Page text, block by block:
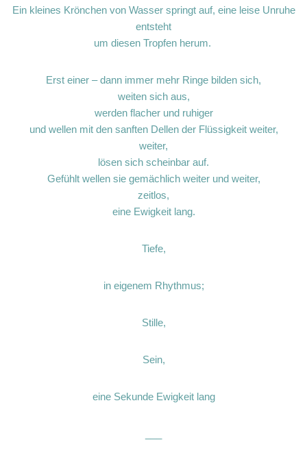
Ein kleines Krönchen von Wasser springt auf, eine leise Unruhe
entsteht
um diesen Tropfen herum.
Erst einer – dann immer mehr Ringe bilden sich,
weiten sich aus,
werden flacher und ruhiger
und wellen mit den sanften Dellen der Flüssigkeit weiter,
weiter,
lösen sich scheinbar auf.
Gefühlt wellen sie gemächlich weiter und weiter,
zeitlos,
eine Ewigkeit lang.
Tiefe,
in eigenem Rhythmus;
Stille,
Sein,
eine Sekunde Ewigkeit lang